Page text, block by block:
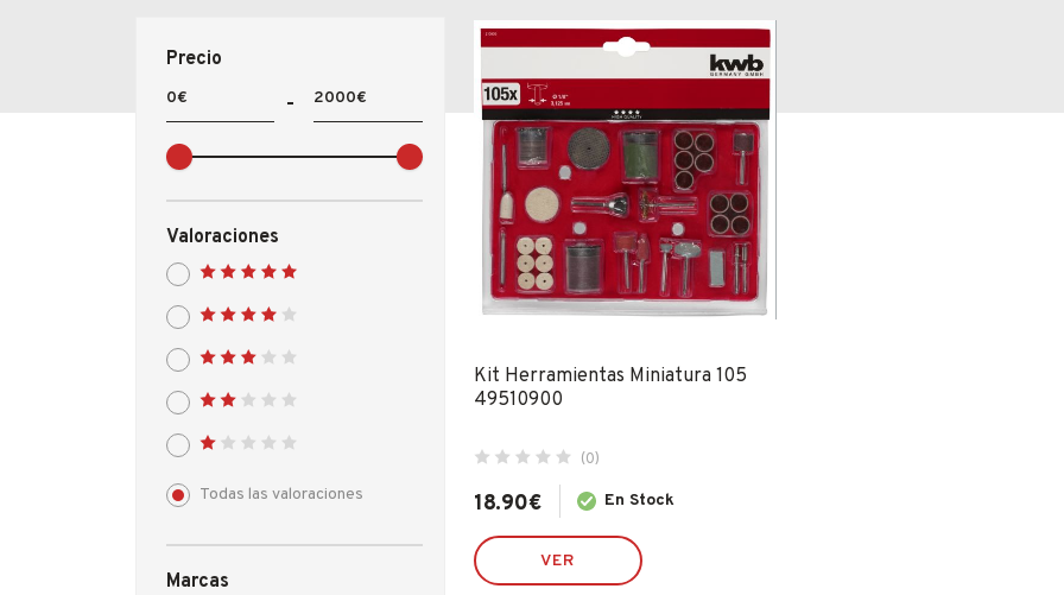
Precio
Valoraciones
Todas las valoraciones
Marcas
Kit Herramientas Miniatura 105
49510900
(0)
18.90€ En Stock
VER